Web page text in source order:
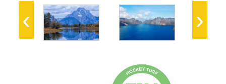
‹ ›